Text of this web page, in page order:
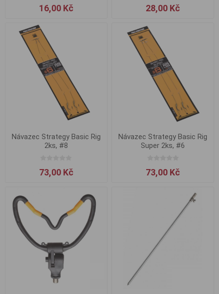
16,00 Kč 28,00 Kč
Návazec Strategy Basic Rig
2ks, #8
73,00 Kč
Návazec Strategy Basic Rig
Super 2ks, #6
73,00 Kč